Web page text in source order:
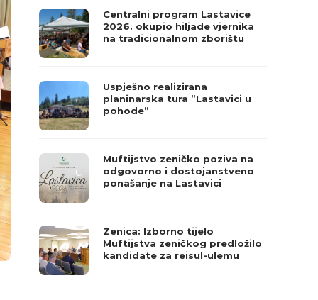
Centralni program Lastavice
2026. okupio hiljade vjernika
na tradicionalnom zborištu
Uspješno realizirana
planinarska tura ”Lastavici u
pohode”
Muftijstvo zeničko poziva na
odgovorno i dostojanstveno
ponašanje na Lastavici
Zenica: Izborno tijelo
Muftijstva zeničkog predložilo
kandidate za reisul-ulemu